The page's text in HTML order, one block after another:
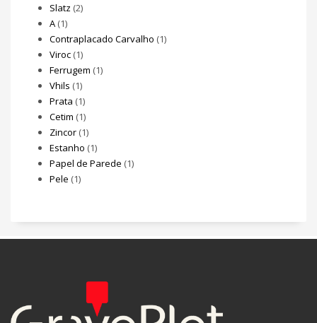
Slatz (2)
A (1)
Contraplacado Carvalho (1)
Viroc (1)
Ferrugem (1)
Vhils (1)
Prata (1)
Cetim (1)
Zincor (1)
Estanho (1)
Papel de Parede (1)
Pele (1)